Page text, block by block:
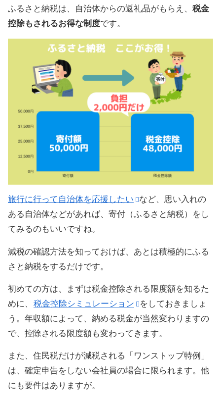
ふるさと納税は、自治体からの返礼品がもらえ、 税金
控除もされるお得な制度です。
旅行に行って自治体を応援したい
など、思い入れの
ある自治体などがあれば、寄付（ふるさと納税）をし
てみるのもいいですね。
減税の確認方法を知っておけば、あとは積極的にふる
さと納税をするだけです。
初めての方は、まずは税金控除される限度額を知るた
めに、 税金控除シミュレーション
をしておきましょ
う。年収額によって、納める税金が当然変わりますの
で、控除される限度額も変わってきます。
また、住民税だけが減税される「ワンストップ特例」
は、確定申告をしない会社員の場合に限られます。他
にも要件はありますが。